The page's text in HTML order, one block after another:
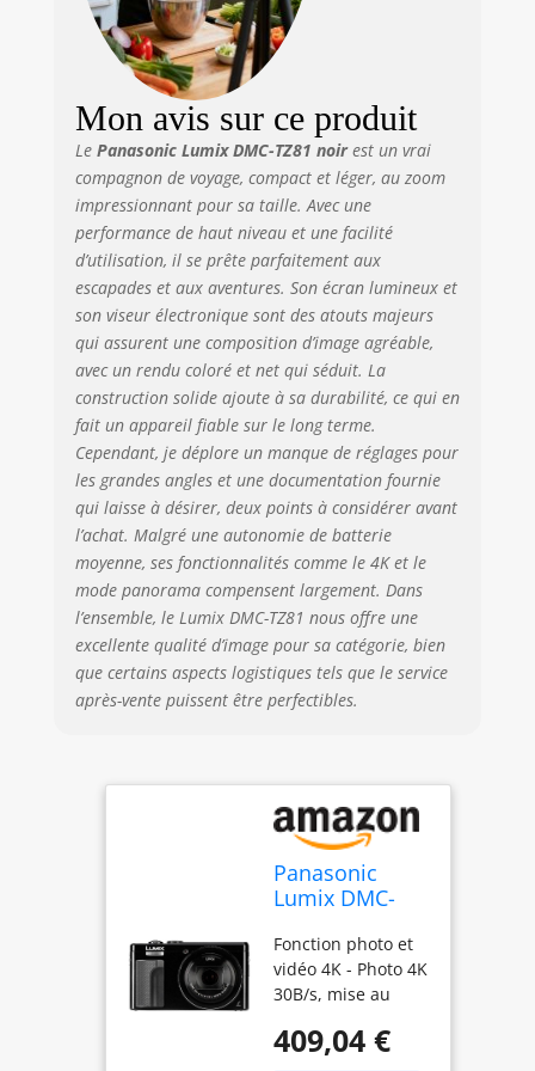
mAh);Adaptateur
AC, câble USB,
dragonne
Mon avis sur ce produit
Le Panasonic Lumix DMC-TZ81 noirest un vrai
compagnon de voyage, compact et léger, au zoom
impressionnant pour sa taille. Avec une
performance de haut niveau et une facilité
d’utilisation, il se prête parfaitement aux
escapades et aux aventures. Son écran lumineux et
son viseur électronique sont des atouts majeurs
qui assurent une composition d’image agréable,
avec un rendu coloré et net qui séduit. La
construction solide ajoute à sa durabilité, ce qui en
fait un appareil fiable sur le long terme.
Cependant, je déplore un manque de réglages pour
les grandes angles et une documentation fournie
qui laisse à désirer, deux points à considérer avant
l’achat. Malgré une autonomie de batterie
moyenne, ses fonctionnalités comme le 4K et le
mode panorama compensent largement. Dans
l’ensemble, le Lumix DMC-TZ81 nous offre une
excellente qualité d’image pour sa catégorie, bien
que certains aspects logistiques tels que le service
après-vente puissent être perfectibles.
Panasonic
Lumix DMC-
Fonction photo et
vidéo 4K - Photo 4K
30B/s, mise au
vidéo 4K25p, vidéo
409,04 €